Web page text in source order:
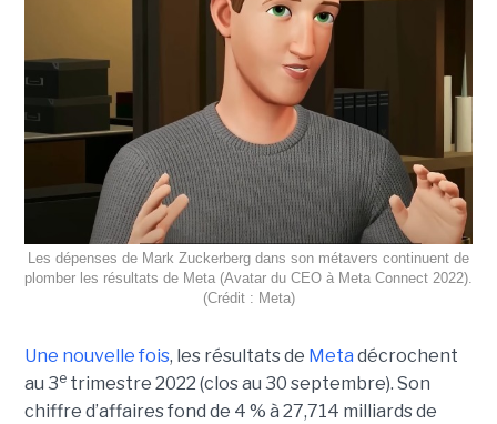
Les dépenses de Mark Zuckerberg dans son métavers continuent de
plomber les résultats de Meta (Avatar du CEO à Meta Connect 2022).
(Crédit : Meta)
Une nouvelle fois, les résultats de Meta décrochent
au 3etrimestre 2022 (clos au 30 septembre). Son
chiffre d’affaires fond de 4 % à 27,714 milliards de